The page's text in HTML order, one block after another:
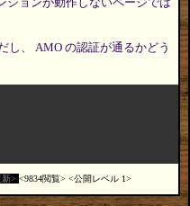
し、 AMO の認証が通るかどう
新 9834閲覧 公開レベル 1